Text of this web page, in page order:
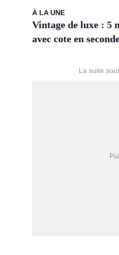
À LA UNE
Vintage de luxe : 5
avec cote en